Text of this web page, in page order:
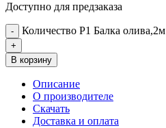
Доступно для предзаказа
Количество Р1 Балка олива,2м
В корзину
Описание
О производителе
Скачать
Доставка и оплата